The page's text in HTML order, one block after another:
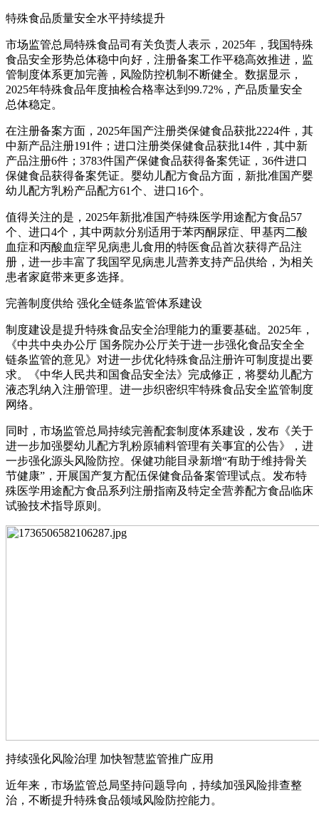
特殊食品质量安全水平持续提升
市场监管总局特殊食品司有关负责人表示，2025年，我国特殊
食品安全形势总体稳中向好，注册备案工作平稳高效推进，监
管制度体系更加完善，风险防控机制不断健全。数据显示，
2025年特殊食品年度抽检合格率达到99.72%，产品质量安全
总体稳定。
在注册备案方面，2025年国产注册类保健食品获批2224件，其
中新产品注册191件；进口注册类保健食品获批14件，其中新
产品注册6件；3783件国产保健食品获得备案凭证，36件进口
保健食品获得备案凭证。婴幼儿配方食品方面，新批准国产婴
幼儿配方乳粉产品配方61个、进口16个。
值得关注的是，2025年新批准国产特殊医学用途配方食品57
个、进口4个，其中两款分别适用于苯丙酮尿症、甲基丙二酸
血症和丙酸血症罕见病患儿食用的特医食品首次获得产品注
册，进一步丰富了我国罕见病患儿营养支持产品供给，为相关
患者家庭带来更多选择。
完善制度供给 强化全链条监管体系建设
制度建设是提升特殊食品安全治理能力的重要基础。2025年，
《中共中央办公厅 国务院办公厅关于进一步强化食品安全全
链条监管的意见》对进一步优化特殊食品注册许可制度提出要
求。《中华人民共和国食品安全法》完成修正，将婴幼儿配方
液态乳纳入注册管理。进一步织密织牢特殊食品安全监管制度
网络。
同时，市场监管总局持续完善配套制度体系建设，发布《关于
进一步加强婴幼儿配方乳粉原辅料管理有关事宜的公告》，进
一步强化源头风险防控。保健功能目录新增“有助于维持骨关
节健康”，开展国产复方配伍保健食品备案管理试点。发布特
殊医学用途配方食品系列注册指南及特定全营养配方食品临床
试验技术指导原则。
持续强化风险治理 加快智慧监管推广应用
近年来，市场监管总局坚持问题导向，持续加强风险排查整
治，不断提升特殊食品领域风险防控能力。